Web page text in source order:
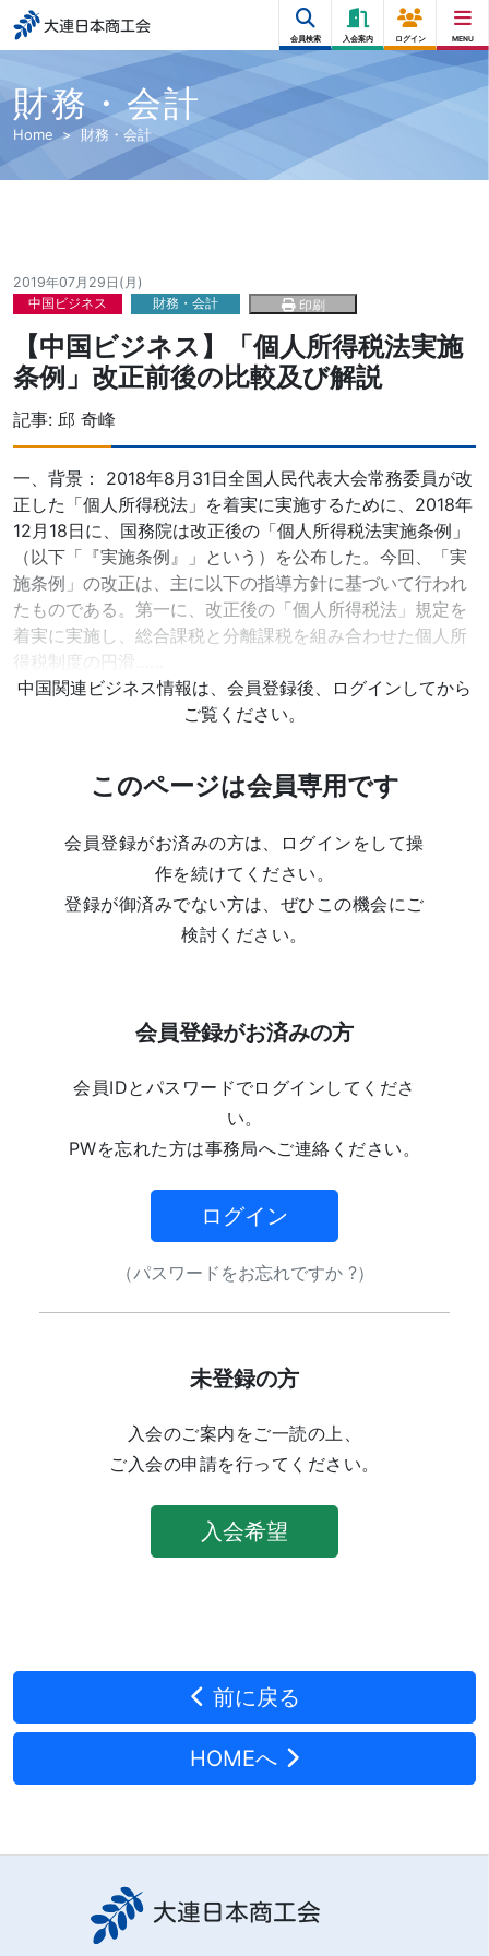
大連日本商工会
会員検索 入会案内 ログイン MENU
財務・会計
Home 財務・会計
2019年07月29日(月)
中国ビジネス
財務・会計 印刷
【中国ビジネス】「個人所得税法実施
条例」改正前後の比較及び解説
記事: 邱 奇峰
一、背景： 2018年8月31日全国人民代表大会常務委員が改
正した「個人所得税法」を着実に実施するために、2018年
12月18日に、国務院は改正後の「個人所得税法実施条例」
（以下「『実施条例』」という）を公布した。今回、「実
施条例」の改正は、主に以下の指導方針に基づいて行われ
たものである。第一に、改正後の「個人所得税法」規定を
着実に実施し、総合課税と分離課税を組み合わせた個人所
得税制度の円滑……
中国関連ビジネス情報は、会員登録後、ログインしてから
ご覧ください。
このページは会員専用です
会員登録がお済みの方は、ログインをして操
作を続けてください。
登録が御済みでない方は、ぜひこの機会にご
検討ください。
会員登録がお済みの方
会員IDとパスワードでログインしてくださ
い。
PWを忘れた方は事務局へご連絡ください。
ログイン
（パスワードをお忘れですか ?）
未登録の方
入会のご案内をご一読の上、
ご入会の申請を行ってください。
入会希望
前に戻る
HOMEへ
大連日本商工会